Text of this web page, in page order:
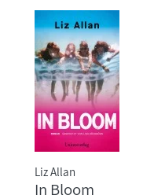
Liz Allan
In Bloom